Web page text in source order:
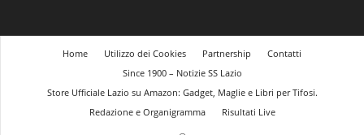
Home Utilizzo dei Cookies Partnership
Contatti
Since 1900 – Notizie SS Lazio
Store Ufficiale Lazio su Amazon: Gadget, Maglie e Libri per Tifosi.
Redazione e Organigramma
Risultati Live